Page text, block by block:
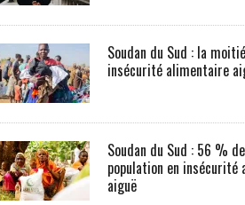
Soudan du Sud : la
insécurité alimentaire
Soudan du Sud : 56 %
population en
aiguë